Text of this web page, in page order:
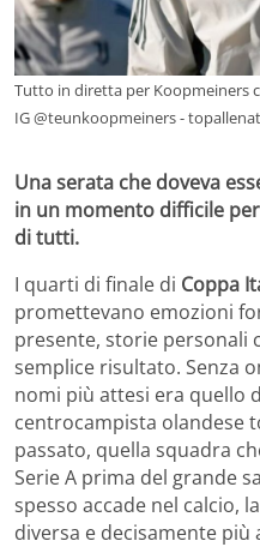
Tutto in diretta per Koopmeiners
IG @teunkoopmeiners -
Una serata che doveva
in un momento difficile
di tutti.
I quarti di finale di Coppa
promettevano emozioni
presente, storie personali
semplice risultato. Senza
nomi più attesi era quello
centrocampista olandese
passato, quella squadra
Serie A prima del grande
spesso accade nel calcio,
diversa e decisamente più